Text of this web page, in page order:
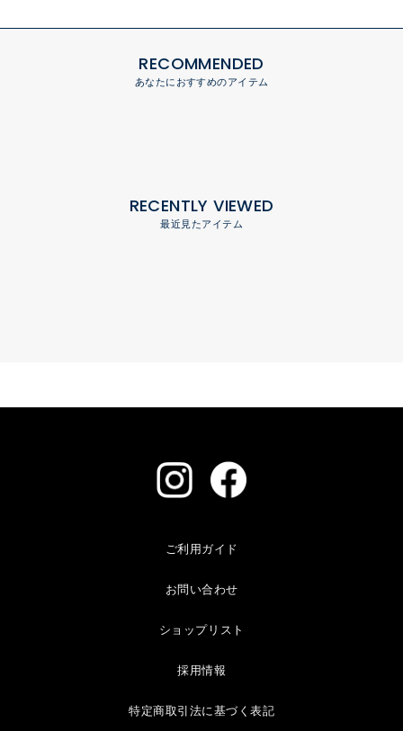
RECOMMENDED
あなたにおすすめのアイテム
RECENTLY VIEWED
最近見たアイテム
ご利用ガイド
お問い合わせ
ショップリスト
採用情報
特定商取引法に基づく表記